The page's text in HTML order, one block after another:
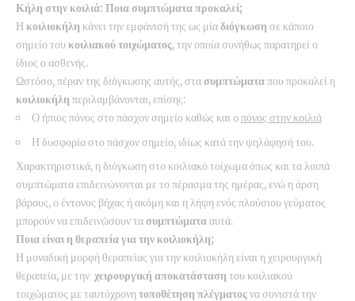
Κήλη στην κοιλιά: Ποια συμπτώματα προκαλεί;
Η κοιλιοκήλη κάνει την εμφάνισή της ως μίαδιόγκωση σε κάποιο
σημείο τουκοιλιακούτοιχώματος, την οποία συνήθως παρατηρεί ο
ίδιος ο ασθενής.
Ωστόσο, πέραν της διόγκωσης αυτής, στασυμπτώματαπου προκαλεί η
κοιλιοκήλη περιλαμβάνονται, επίσης:
Ο ήπιος πόνος στο πάσχον σημείο καθώς και οπόνος στην κοιλιά
Η δυσφορία στο πάσχον σημείο, ιδίως κατά την ψηλάφησή του.
Χαρακτηριστικά, η διόγκωση στο κοιλιακό τοίχωμα όπως και τα λοιπά
συμπτώματα επιδεινώνονται με το πέρασμα της ημέρας, ενώ η άρση
βάρους, ο έντονος βήχας ή ακόμη και η λήψη ενός πλούσιου γεύματος
μπορούν να επιδεινώσουν τασυμπτώματααυτά.
Ποια είναι η θεραπεία για την κοιλιοκήλη;
Η μοναδική μορφή θεραπείας για την κοιλιοκήλη είναι η χειρουργική
θεραπεία, με την χειρουργική αποκατάσταση του κοιλιακού
τοιχώματος με ταυτόχρονη τοποθέτηση πλέγματοςνα συνιστά την